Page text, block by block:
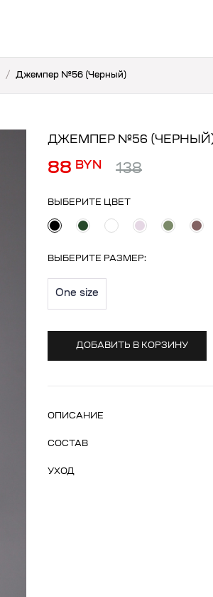
/ Джемпер №56 (Черный)
ДЖЕМПЕР №56
88 BYN 138
ВЫБЕРИТЕ ЦВЕТ
ВЫБЕРИТЕ РАЗМЕР:
One size
ДОБАВИТЬ В КОРЗИНУ
ОПИСАНИЕ
СОСТАВ
УХОД